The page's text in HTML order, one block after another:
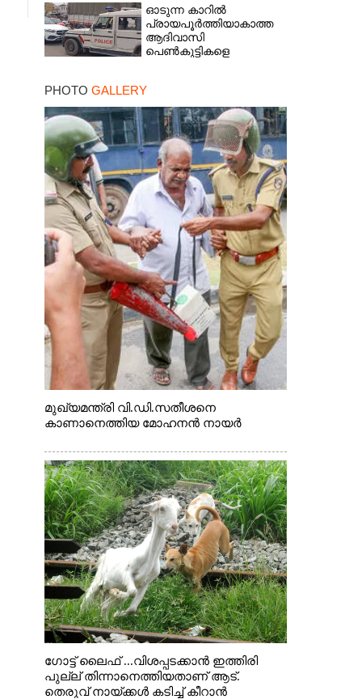
പരിക്ക്
ഓടുന്ന കാറിൽ
പ്രായപൂർത്തിയാകാത്ത
ആദിവാസി
പെൺകുട്ടികളെ
പിടിയിൽ
PHOTO GALLERY
മുഖ്യമന്ത്രി വി.ഡി.സതീശനെ
കാണാനെത്തിയ മോഹനൻ നായർ
ഗോട്ട് ലൈഫ് ...വിശപ്പടക്കാൻ ഇത്തിരി
പുല്ല് തിന്നാനെത്തിയതാണ് ആട്.
തെരുവ് നായ്ക്കൾ കടിച്ച് കീറാൻ